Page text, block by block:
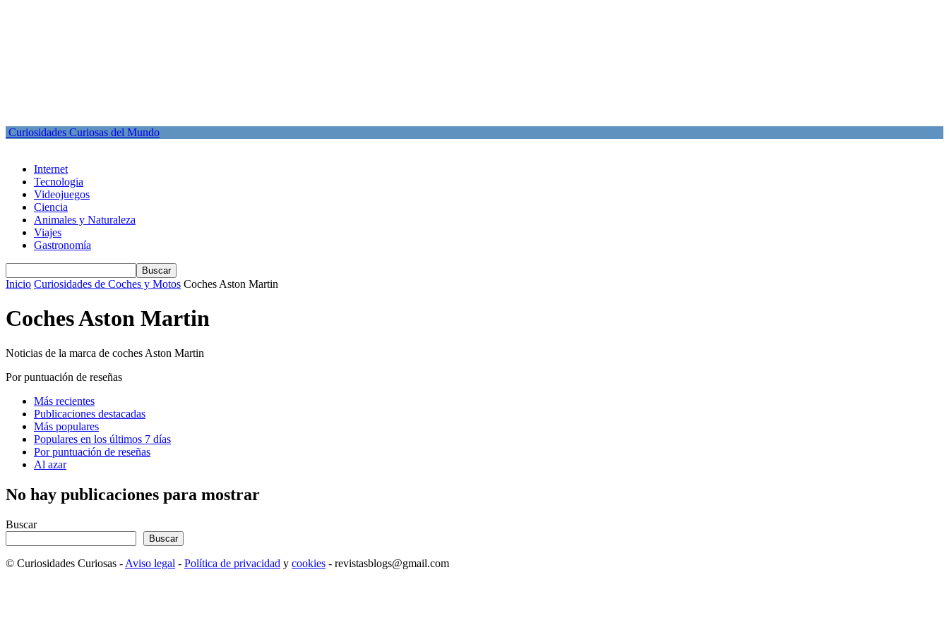
Curiosidades Curiosas del Mundo
Internet
Tecnologia
Videojuegos
Ciencia
Animales y Naturaleza
Viajes
Gastronomía
Inicio Curiosidades de Coches y Motos Coches Aston Martin
Coches Aston Martin
Noticias de la marca de coches Aston Martin
Por puntuación de reseñas
Más recientes
Publicaciones destacadas
Más populares
Populares en los últimos 7 días
Por puntuación de reseñas
Al azar
No hay publicaciones para mostrar
Buscar
Buscar
© Curiosidades Curiosas - Aviso legal - Política de privacidad y cookies - revistasblogs@gmail.com